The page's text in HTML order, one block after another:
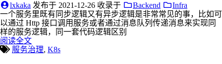
lxkaka 发布于 2021-12-26 收录于 Backend
Infra
一个服务里既有同步逻辑又有异步逻辑是非常常见的事，比如可
以通过 Http 接口调用服务或者通过消息队列传递消息来实现同
样的服务逻辑，同一套代码逻辑区别
阅读全文
服务治理, K8s